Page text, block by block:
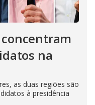
na
as duas regiões são
à presidência